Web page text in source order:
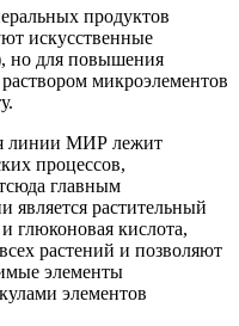
продуктов
искусственные
но для повышения
микроэлементов
линии МИР лежит
процессов,
главным
является растительный
глюконовая кислота,
растений и позволяют
элементы
элементов